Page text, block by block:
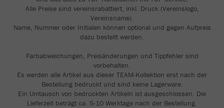
Alle Preise sind vereinsrabattiert, inkl. Druck (Vereinslogo,
Vereinsname).
Name, Nummer oder Initialen können optional und gegen Aufpreis
dazu bestellt werden.
Farbabweichungen, Preisänderungen und Tippfehler sind
vorbehalten.
Es werden alle Artikel aus dieser TEAM-Kollektion erst nach der
Bestellung bedruckt und sind keine Lagerware.
Ein Umtausch von bedruckten Artikeln ist ausgeschlossen. Die
Lieferzeit beträgt ca. 5-10 Werktage nach der Bestellung.